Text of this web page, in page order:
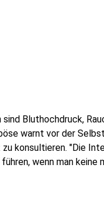
Bluthochdruck,
warnt vor der
konsultieren. "Die
wenn man keine